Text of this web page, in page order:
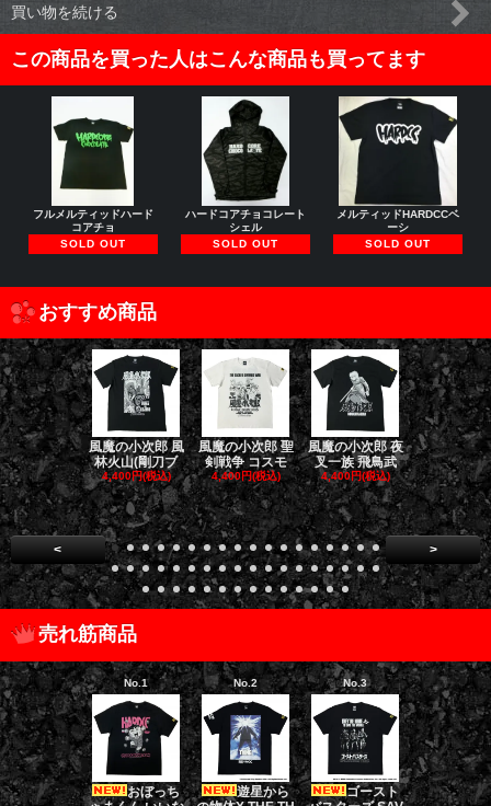
買い物を続ける
この商品を買った人はこんな商品も買ってます
フルメルティッドハード
コアチョ
SOLD OUT
ハードコアチョコレート
シェル
SOLD OUT
メルティッドHARDCCベ
ーシ
SOLD OUT
おすすめ商品
風魔の小次郎 風
林火山(剛刀ブ
4,400円(税込)
風魔の小次郎 聖
剣戦争 コスモ
4,400円(税込)
風魔の小次郎 夜
叉一族 飛鳥武
4,400円(税込)
風魔の小次
魔一族 竜
4,400円(税
< >
売れ筋商品
No.1
おぼっち
No.2
遊星から
No.3
ゴースト
No.4
ゴー